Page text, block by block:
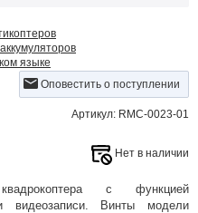
языке
Оповестить о поступлении
Артикул: RMC-0023-01
Нет в наличии
с функцией
видеозаписи. Винты модели